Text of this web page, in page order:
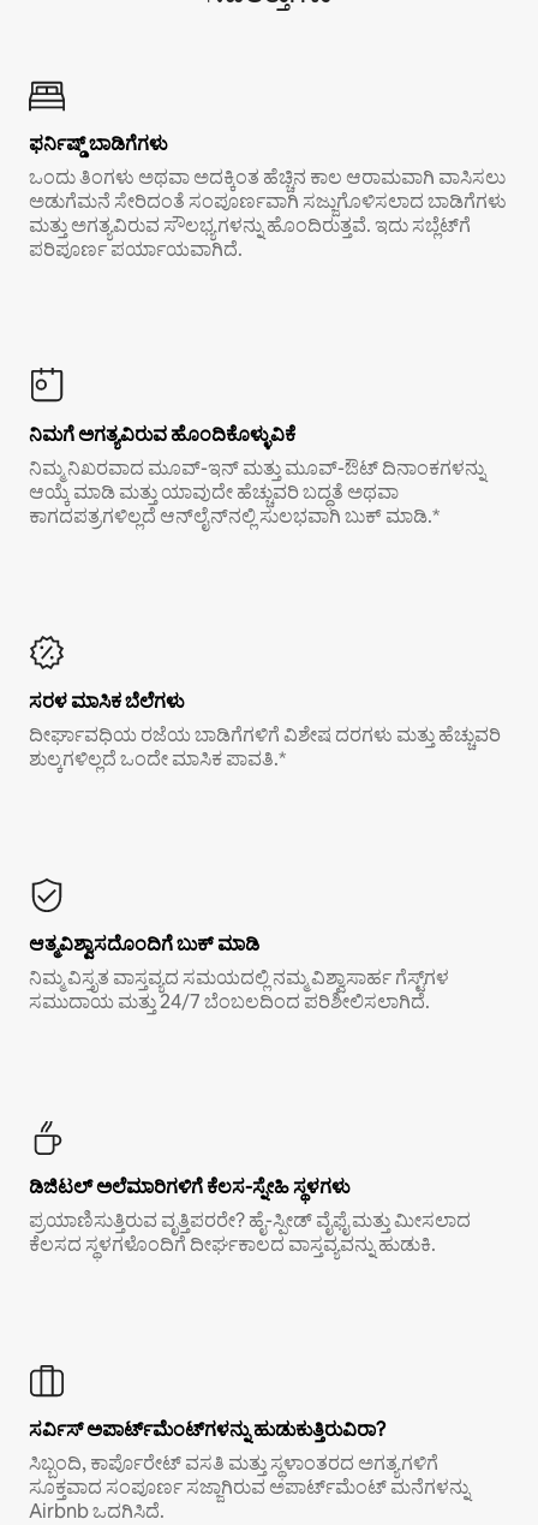
ಫರ್ನಿಷ್ಡ್ ಬಾಡಿಗೆಗಳು
ಒಂದು ತಿಂಗಳು ಅಥವಾ ಅದಕ್ಕಿಂತ ಹೆಚ್ಚಿನ ಕಾಲ ಆರಾಮವಾಗಿ ವಾಸಿಸಲು
ಅಡುಗೆಮನೆ ಸೇರಿದಂತೆ ಸಂಪೂರ್ಣವಾಗಿ ಸಜ್ಜುಗೊಳಿಸಲಾದ ಬಾಡಿಗೆಗಳು
ಮತ್ತು ಅಗತ್ಯವಿರುವ ಸೌಲಭ್ಯಗಳನ್ನು ಹೊಂದಿರುತ್ತವೆ. ಇದು ಸಬ್ಲೆಟ್‌ಗೆ
ಪರಿಪೂರ್ಣ ಪರ್ಯಾಯವಾಗಿದೆ.
ನಿಮಗೆ ಅಗತ್ಯವಿರುವ ಹೊಂದಿಕೊಳ್ಳುವಿಕೆ
ನಿಮ್ಮ ನಿಖರವಾದ ಮೂವ್-ಇನ್ ಮತ್ತು ಮೂವ್-ಔಟ್ ದಿನಾಂಕಗಳನ್ನು
ಆಯ್ಕೆ ಮಾಡಿ ಮತ್ತು ಯಾವುದೇ ಹೆಚ್ಚುವರಿ ಬದ್ಧತೆ ಅಥವಾ
ಕಾಗದಪತ್ರಗಳಿಲ್ಲದೆ ಆನ್‌ಲೈನ್‌ನಲ್ಲಿ ಸುಲಭವಾಗಿ ಬುಕ್ ಮಾಡಿ.*
ಸರಳ ಮಾಸಿಕ ಬೆಲೆಗಳು
ದೀರ್ಘಾವಧಿಯ ರಜೆಯ ಬಾಡಿಗೆಗಳಿಗೆ ವಿಶೇಷ ದರಗಳು ಮತ್ತು ಹೆಚ್ಚುವರಿ
ಶುಲ್ಕಗಳಿಲ್ಲದೆ ಒಂದೇ ಮಾಸಿಕ ಪಾವತಿ.*
ಆತ್ಮವಿಶ್ವಾಸದೊಂದಿಗೆ ಬುಕ್ ಮಾಡಿ
ನಿಮ್ಮ ವಿಸ್ತೃತ ವಾಸ್ತವ್ಯದ ಸಮಯದಲ್ಲಿ ನಮ್ಮ ವಿಶ್ವಾಸಾರ್ಹ ಗೆಸ್ಟ್‌ಗಳ
ಸಮುದಾಯ ಮತ್ತು 24/7 ಬೆಂಬಲದಿಂದ ಪರಿಶೀಲಿಸಲಾಗಿದೆ.
ಡಿಜಿಟಲ್ ಅಲೆಮಾರಿಗಳಿಗೆ ಕೆಲಸ-ಸ್ನೇಹಿ ಸ್ಥಳಗಳು
ಪ್ರಯಾಣಿಸುತ್ತಿರುವ ವೃತ್ತಿಪರರೇ? ಹೈ-ಸ್ಪೀಡ್ ವೈಫೈ ಮತ್ತು ಮೀಸಲಾದ
ಕೆಲಸದ ಸ್ಥಳಗಳೊಂದಿಗೆ ದೀರ್ಘಕಾಲದ ವಾಸ್ತವ್ಯವನ್ನು ಹುಡುಕಿ.
ಸರ್ವಿಸ್ ಅಪಾರ್ಟ್‌ಮೆಂಟ್‌ಗಳನ್ನು ಹುಡುಕುತ್ತಿರುವಿರಾ?
ಸಿಬ್ಬಂದಿ, ಕಾರ್ಪೊರೇಟ್ ವಸತಿ ಮತ್ತು ಸ್ಥಳಾಂತರದ ಅಗತ್ಯಗಳಿಗೆ
ಸೂಕ್ತವಾದ ಸಂಪೂರ್ಣ ಸಜ್ಜಾಗಿರುವ ಅಪಾರ್ಟ್‌ಮೆಂಟ್ ಮನೆಗಳನ್ನು
Airbnb ಒದಗಿಸಿದೆ.